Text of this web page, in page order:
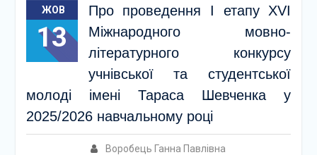
ЖОВ
13
Про проведення І етапу ХVІ
Міжнародного мовно-
літературного конкурсу
учнівської та студентської
молоді імені Тараса Шевченка у
2025/2026 навчальному році
Воробець Ганна Павлівна